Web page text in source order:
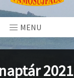
MENU
2021